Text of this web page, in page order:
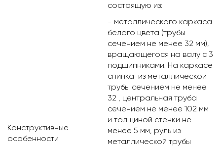
Конструктивные
особенности
состоящую из:
- металлического каркаса
белого цвета (трубы
сечением не менее 32 мм),
вращающегося на валу с 3
подшипниками. На каркасе
спинка из металлической
трубы сечением не менее
32 , центральная труба
сечением не менее 102 мм
и толщиной стенки не
менее 5 мм, руль из
металлической трубы